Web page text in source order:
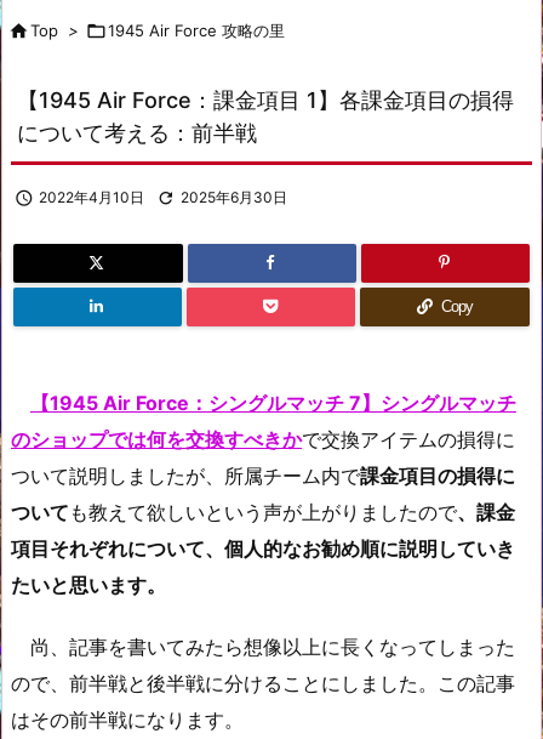
Top > 1945 Air Force 攻略の里
【1945 Air Force：課金項目 1】各課金項目の損得
について考える：前半戦
 2022年4月10日  2025年6月30日
Copy
【1945 Air Force：シングルマッチ 7】シングルマッチ
のショップでは何を交換すべきかで交換アイテムの損得に
ついて説明しましたが、所属チーム内で課金項目の損得に
ついて も教えて欲しいという声が上がりましたので、課金
項目それぞれについて、個人的なお勧め順に説明していき
たいと思います。
尚、記事を書いてみたら想像以上に長くなってしまった
ので、前半戦と後半戦に分けることにしました。この記事
はその前半戦になります。